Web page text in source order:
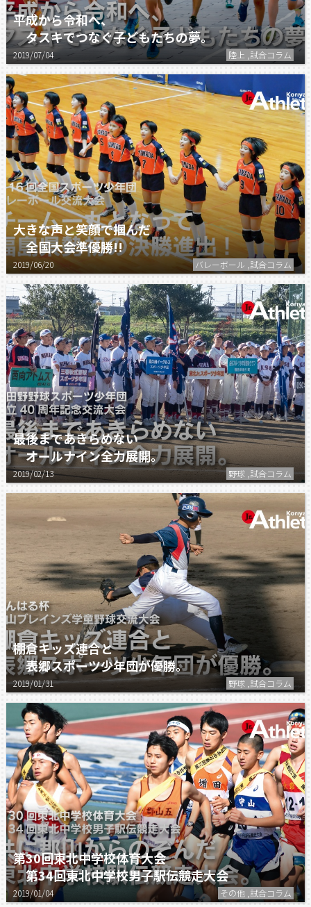
平成から令和へ、
タスキでつなぐ子どもたちの夢。
2019/07/04 陸上 ,試合コラム
大きな声と笑顔で掴んだ
全国大会準優勝!!
2019/06/20 バレーボール ,試合コラム
最後まであきらめない
オールナイン全力展開。
2019/02/13 野球 ,試合コラム
棚倉キッズ連合と
表郷スポーツ少年団が優勝。
2019/01/31 野球 ,試合コラム
第30回東北中学校体育大会
第34回東北中学校男子駅伝競走大会
2019/01/04 その他 ,試合コラム